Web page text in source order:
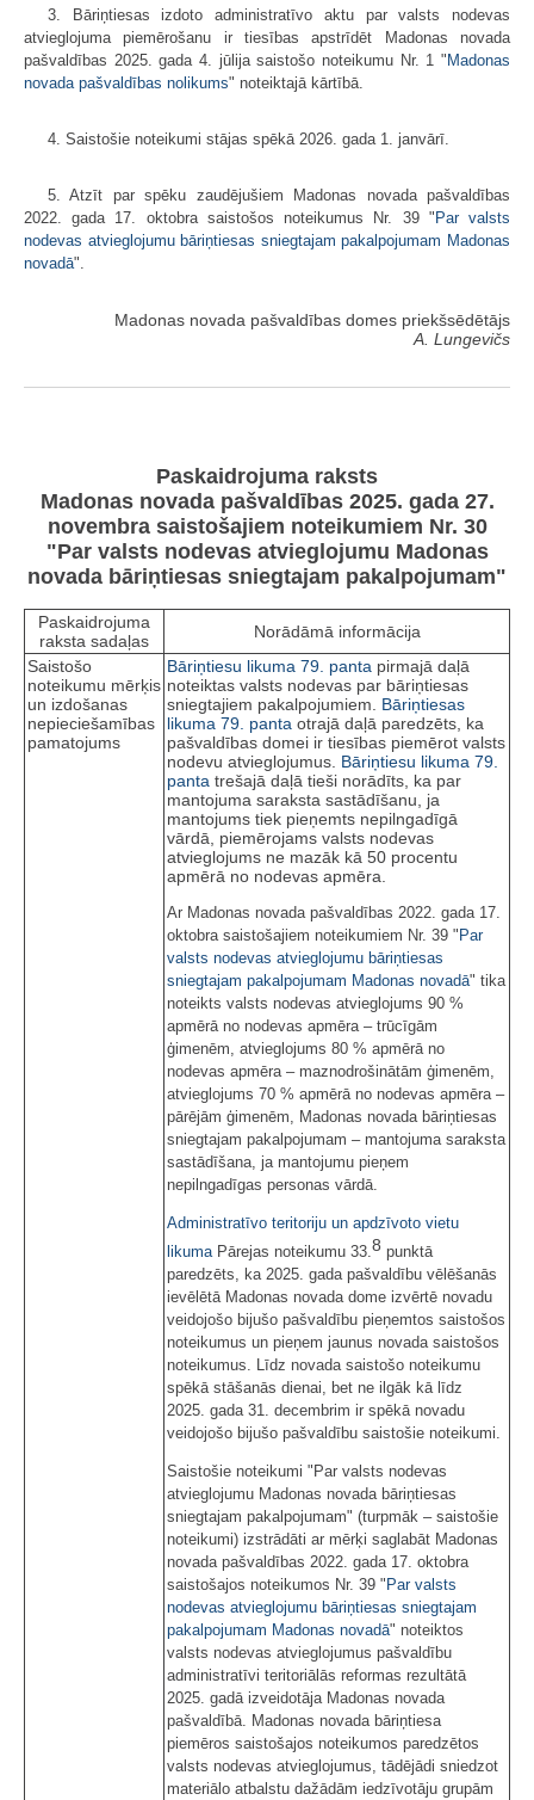
3. Bāriņtiesas izdoto administratīvo aktu par valsts nodevas
atvieglojuma piemērošanu ir tiesības apstrīdēt Madonas novada
pašvaldības 2025. gada 4. jūlija saistošo noteikumu Nr. 1 "Madonas
novada pašvaldības nolikums" noteiktajā kārtībā.
4. Saistošie noteikumi stājas spēkā 2026. gada 1. janvārī.
5. Atzīt par spēku zaudējušiem Madonas novada pašvaldības
2022. gada 17. oktobra saistošos noteikumus Nr. 39 "Par valsts
nodevas atvieglojumu bāriņtiesas sniegtajam pakalpojumam Madonas
novadā".
Madonas novada pašvaldības domes priekšsēdētājs
A. Lungevičs
Paskaidrojuma raksts
Madonas novada pašvaldības 2025. gada 27.
novembra saistošajiem noteikumiem Nr. 30
"Par valsts nodevas atvieglojumu Madonas
novada bāriņtiesas sniegtajam pakalpojumam"
Paskaidrojuma
raksta sadaļas
Norādāmā informācija
Saistošo
noteikumu mērķis
un izdošanas
nepieciešamības
pamatojums
Bāriņtiesu likuma 79. panta pirmajā daļā
noteiktas valsts nodevas par bāriņtiesas
sniegtajiem pakalpojumiem. Bāriņtiesas
likuma 79. panta otrajā daļā paredzēts, ka
pašvaldības domei ir tiesības piemērot valsts
nodevu atvieglojumus. Bāriņtiesu likuma 79.
panta trešajā daļā tieši norādīts, ka par
mantojuma saraksta sastādīšanu, ja
mantojums tiek pieņemts nepilngadīgā
vārdā, piemērojams valsts nodevas
atvieglojums ne mazāk kā 50 procentu
apmērā no nodevas apmēra.
Ar Madonas novada pašvaldības 2022. gada 17.
oktobra saistošajiem noteikumiem Nr. 39 " Par
valsts nodevas atvieglojumu bāriņtiesas
sniegtajam pakalpojumam Madonas novadā" tika
noteikts valsts nodevas atvieglojums 90 %
apmērā no nodevas apmēra – trūcīgām
ģimenēm, atvieglojums 80 % apmērā no
nodevas apmēra – maznodrošinātām ģimenēm,
atvieglojums 70 % apmērā no nodevas apmēra –
pārējām ģimenēm, Madonas novada bāriņtiesas
sniegtajam pakalpojumam – mantojuma saraksta
sastādīšana, ja mantojumu pieņem
nepilngadīgas personas vārdā.
Administratīvo teritoriju un apdzīvoto vietu
likumaPārejas noteikumu 33.8 punktā
paredzēts, ka 2025. gada pašvaldību vēlēšanās
ievēlētā Madonas novada dome izvērtē novadu
veidojošo bijušo pašvaldību pieņemtos saistošos
noteikumus un pieņem jaunus novada saistošos
noteikumus. Līdz novada saistošo noteikumu
spēkā stāšanās dienai, bet ne ilgāk kā līdz
2025. gada 31. decembrim ir spēkā novadu
veidojošo bijušo pašvaldību saistošie noteikumi.
Saistošie noteikumi "Par valsts nodevas
atvieglojumu Madonas novada bāriņtiesas
sniegtajam pakalpojumam" (turpmāk – saistošie
noteikumi) izstrādāti ar mērķi saglabāt Madonas
novada pašvaldības 2022. gada 17. oktobra
saistošajos noteikumos Nr. 39 " Par valsts
nodevas atvieglojumu bāriņtiesas sniegtajam
pakalpojumam Madonas novadā" noteiktos
valsts nodevas atvieglojumus pašvaldību
administratīvi teritoriālās reformas rezultātā
2025. gadā izveidotāja Madonas novada
pašvaldībā. Madonas novada bāriņtiesa
piemēros saistošajos noteikumos paredzētos
valsts nodevas atvieglojumus, tādējādi sniedzot
materiālo atbalstu dažādām iedzīvotāju grupām